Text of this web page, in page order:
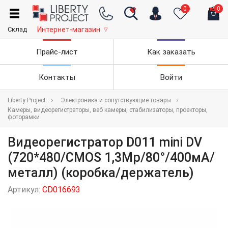
0 0
Склад Интернет-магазин ▽
Прайс-лист Как заказать
Контакты Войти
Liberty Project
Электроника и сопутствующие товары
Камеры, видеорегистраторы, веб камеры, стабилизаторы, проекторы,
фоторамки
Видеорегистратор D011 mini DV
(720*480/CMOS 1,3Mp/80°/400мА/
металл) (коробка/держатель)
Артикул: CD016693